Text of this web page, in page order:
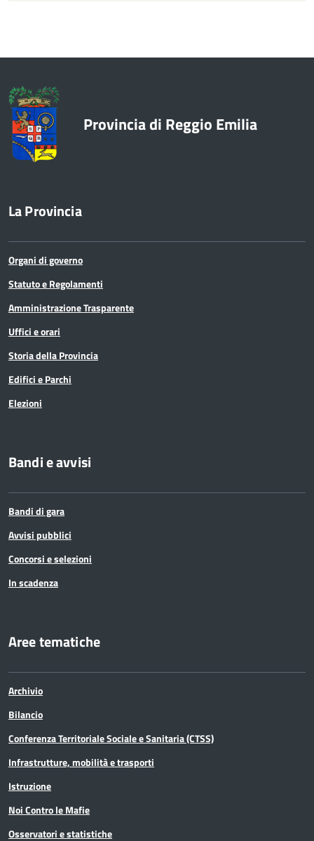
Provincia di Reggio Emilia
La Provincia
Organi di governo
Statuto e Regolamenti
Amministrazione Trasparente
Uffici e orari
Storia della Provincia
Edifici e Parchi
Elezioni
Bandi e avvisi
Bandi di gara
Avvisi pubblici
Concorsi e selezioni
In scadenza
Aree tematiche
Archivio
Bilancio
Conferenza Territoriale Sociale e Sanitaria (CTSS)
Infrastrutture, mobilità e trasporti
Istruzione
Noi Contro le Mafie
Osservatori e statistiche